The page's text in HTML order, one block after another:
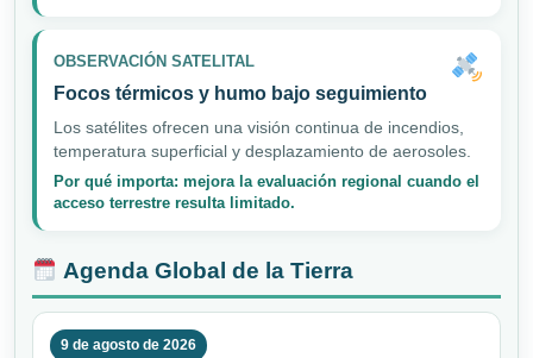
OBSERVACIÓN SATELITAL
Focos térmicos y humo bajo seguimiento
Los satélites ofrecen una visión continua de incendios,
temperatura superficial y desplazamiento de aerosoles.
Por qué importa: mejora la evaluación regional cuando el
acceso terrestre resulta limitado.
Agenda Global de la Tierra
9 de agosto de 2026